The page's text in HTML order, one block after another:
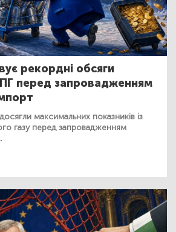
рекордні обсяги
перед запровадженням
максимальних показників із
газу перед запровадженням